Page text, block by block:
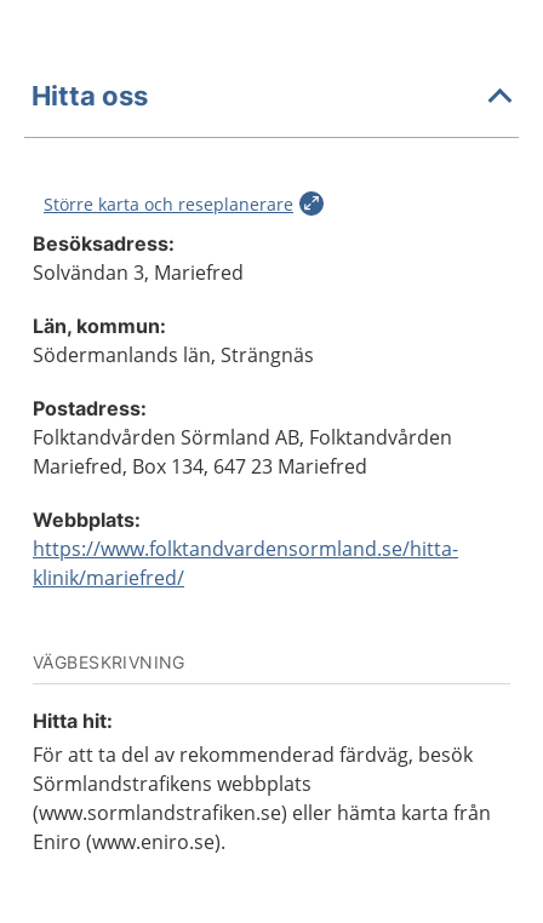
Hitta oss
Större karta och reseplanerare
Besöksadress:
Solvändan 3, Mariefred
Län, kommun:
Södermanlands län, Strängnäs
Postadress:
Folktandvården Sörmland AB, Folktandvården
Mariefred, Box 134, 647 23 Mariefred
Webbplats:
https://www.folktandvardensormland.se/hitta-
klinik/mariefred/
VÄGBESKRIVNING
Hitta hit:
För att ta del av rekommenderad färdväg, besök
Sörmlandstrafikens webbplats
(www.sormlandstrafiken.se) eller hämta karta från
Eniro (www.eniro.se).